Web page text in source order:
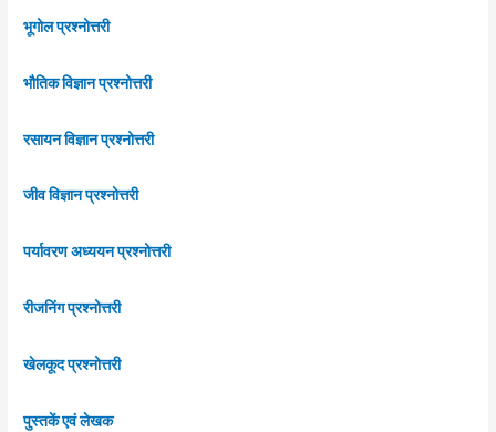
भूगोल प्रश्नोत्तरी
भौतिक विज्ञान प्रश्नोत्तरी
रसायन विज्ञान प्रश्नोत्तरी
जीव विज्ञान प्रश्नोत्तरी
पर्यावरण अध्ययन प्रश्नोत्तरी
रीजनिंग प्रश्नोत्तरी
खेलकूद प्रश्नोत्तरी
पुस्तकें एवं लेखक